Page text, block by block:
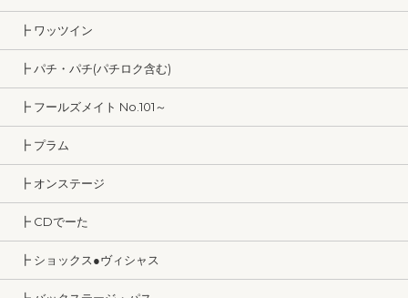
┣ ワッツイン
┣ パチ・パチ(パチロク含む)
┣ フールズメイト No.101～
┣ プラム
┣ オンステージ
┣ CDでーた
┣ ショックス●ヴィシャス